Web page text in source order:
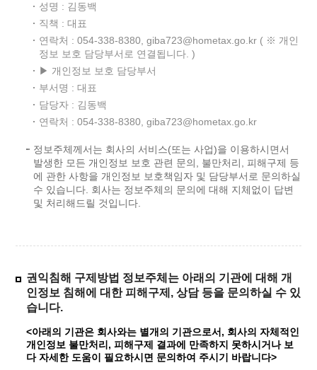
성명 : 김동백
직책 : 대표
연락처 : 054-338-8380, giba723@hometax.go.kr ( ※ 개인
정보 보호 담당부서로 연결됩니다. )
▶ 개인정보 보호 담당부서
부서명 : 대표
담당자 : 김동백
연락처 : 054-338-8380, giba723@hometax.go.kr
정보주체께서는 회사의 서비스(또는 사업)을 이용하시면서
발생한 모든 개인정보 보호 관련 문의, 불만처리, 피해구제 등
에 관한 사항을 개인정보 보호책임자 및 담당부서로 문의하실
수 있습니다. 회사는 정보주체의 문의에 대해 지체없이 답변
및 처리해드릴 것입니다.
권익침해 구제방법 정보주체는 아래의 기관에 대해 개
인정보 침해에 대한 피해구제, 상담 등을 문의하실 수 있
습니다.
<아래의 기관은 회사와는 별개의 기관으로서, 회사의 자체적인
개인정보 불만처리, 피해구제 결과에 만족하지 못하시거나 보
다 자세한 도움이 필요하시면 문의하여 주시기 바랍니다>